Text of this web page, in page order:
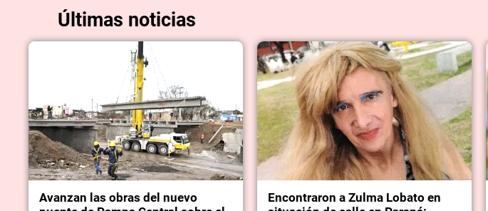
Últimas noticias
Avanzan las obras del nuevo
Encontraron a Zulma Lobato en